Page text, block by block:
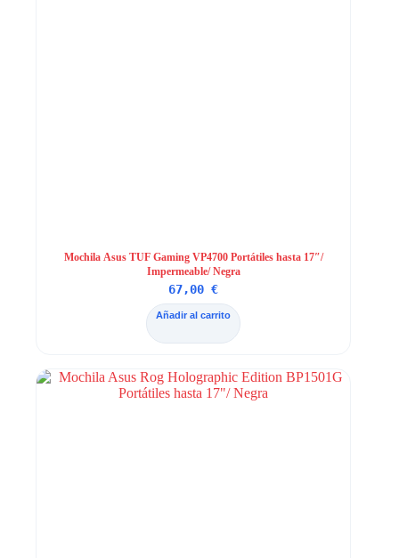
Mochila Asus TUF Gaming VP4700 Portátiles hasta 17″/
Impermeable/ Negra
67,00€
Añadir al carrito